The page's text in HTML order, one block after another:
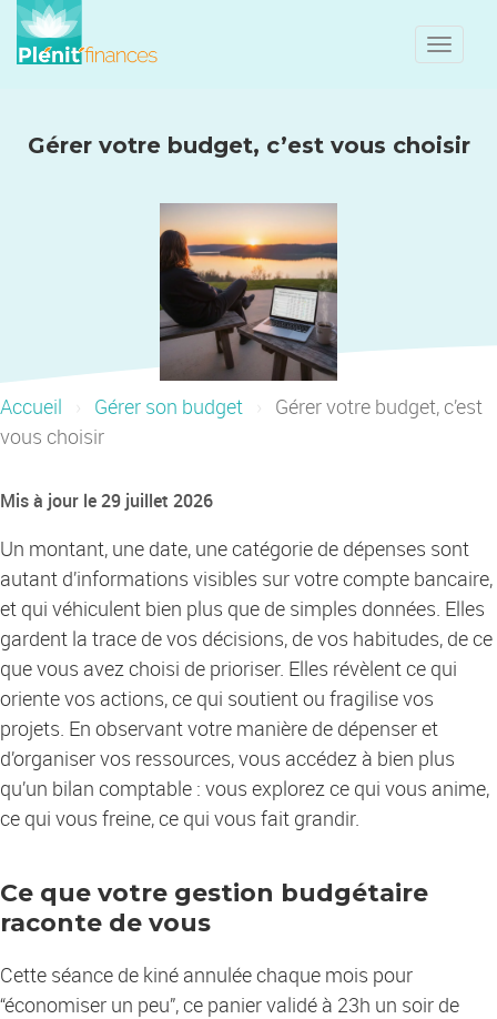
Toggle
Gérer votre budget, c’est vous choisir
Accueil Gérer son budget
Gérer votre budget, c’est
vous choisir
Mis à jour le 29 juillet 2026
Un montant, une date, une catégorie de dépenses sont
autant d’informations visibles sur votre compte bancaire,
et qui véhiculent bien plus que de simples données. Elles
gardent la trace de vos décisions, de vos habitudes, de ce
que vous avez choisi de prioriser. Elles révèlent ce qui
oriente vos actions, ce qui soutient ou fragilise vos
projets. En observant votre manière de dépenser et
d’organiser vos ressources, vous accédez à bien plus
qu’un bilan comptable : vous explorez ce qui vous anime,
ce qui vous freine, ce qui vous fait grandir.
Ce que votre gestion budgétaire
raconte de vous
Cette séance de kiné annulée chaque mois pour
“économiser un peu”, ce panier validé à 23h un soir de